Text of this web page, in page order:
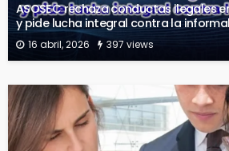
ASOSEC rechaza conductas ilegales
y pide lucha integral contra la
16 abril, 2026 397 views